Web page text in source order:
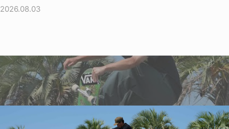
2026.08.03